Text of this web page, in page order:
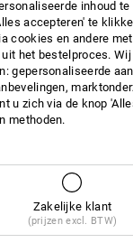
Veel
de boord van onze
praktisch voor snel en
inhoud
accepteren' te
cookies en andere
het bestelproces.
gepersonaliseerde
u zich via de knop
methoden.
Zakelijke klant
(prijzen excl. BTW)